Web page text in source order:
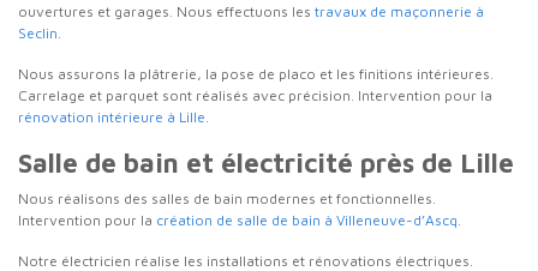
ouvertures et garages. Nous effectuons les travaux de maçonnerie à
Seclin.
Nous assurons la plâtrerie, la pose de placo et les finitions intérieures.
Carrelage et parquet sont réalisés avec précision. Intervention pour la
rénovation intérieure à Lille.
Salle de bain et électricité près de Lille
Nous réalisons des salles de bain modernes et fonctionnelles.
Intervention pour la création de salle de bain à Villeneuve-d’Ascq.
Notre électricien réalise les installations et rénovations électriques.